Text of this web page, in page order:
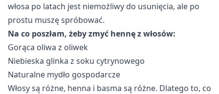
włosa po latach jest niemożliwy do usunięcia, ale po
prostu muszę spróbować.
Na co poszłam, żeby zmyć hennę z włosów:
Gorąca oliwa z oliwek
Niebieska glinka z soku cytrynowego
Naturalne mydło gospodarcze
Włosy są różne, henna i basma są różne. Dlatego to, co